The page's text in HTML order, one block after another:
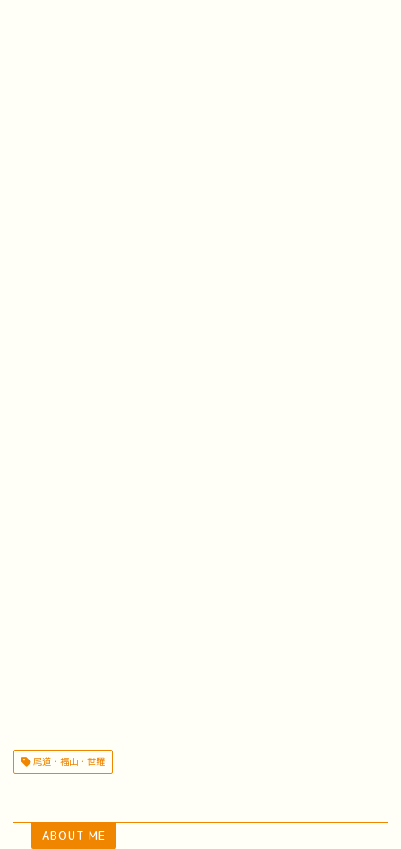
尾道・福山・世羅
ABOUT ME